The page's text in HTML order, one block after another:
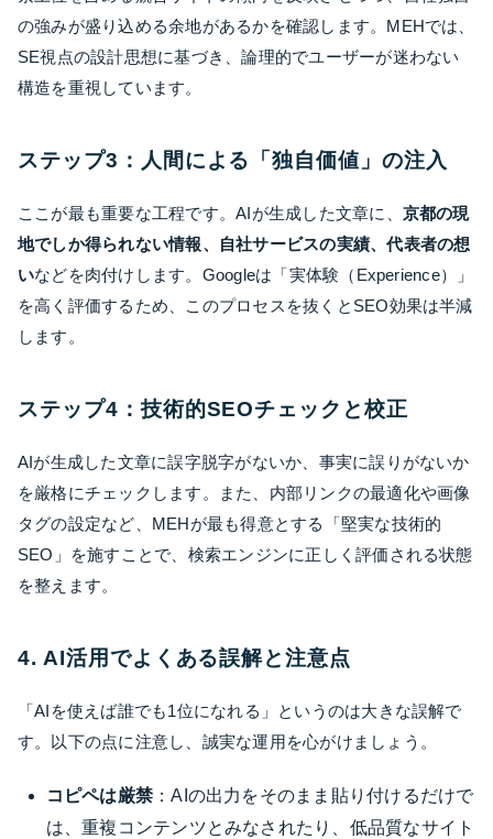
の強みが盛り込める余地があるかを確認します。MEHでは、
SE視点の設計思想に基づき、論理的でユーザーが迷わない
構造を重視しています。
ステップ3：人間による「独自価値」の注入
ここが最も重要な工程です。AIが生成した文章に、 京都の現
地でしか得られない情報、自社サービスの実績、代表者の想
いなどを肉付けします。Googleは「実体験（Experience）」
を高く評価するため、このプロセスを抜くとSEO効果は半減
します。
ステップ4：技術的SEOチェックと校正
AIが生成した文章に誤字脱字がないか、事実に誤りがないか
を厳格にチェックします。また、内部リンクの最適化や画像
タグの設定など、MEHが最も得意とする「堅実な技術的
SEO」を施すことで、検索エンジンに正しく評価される状態
を整えます。
4. AI活用でよくある誤解と注意点
「AIを使えば誰でも1位になれる」というのは大きな誤解で
す。以下の点に注意し、誠実な運用を心がけましょう。
コピペは厳禁：AIの出力をそのまま貼り付けるだけで
は、重複コンテンツとみなされたり、低品質なサイト